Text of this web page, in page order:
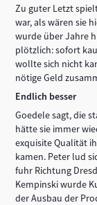
Zu guter Letzt
war, als wären sie
wurde über Jahre
plötzlich: sofort
wollte sich nicht
nötige Geld
Endlich besser
Goedele sagt, die
hätte sie immer
exquisite Qualität
kamen. Peter lud
fuhr Richtung
Kempinski wurde
der Ausbau der